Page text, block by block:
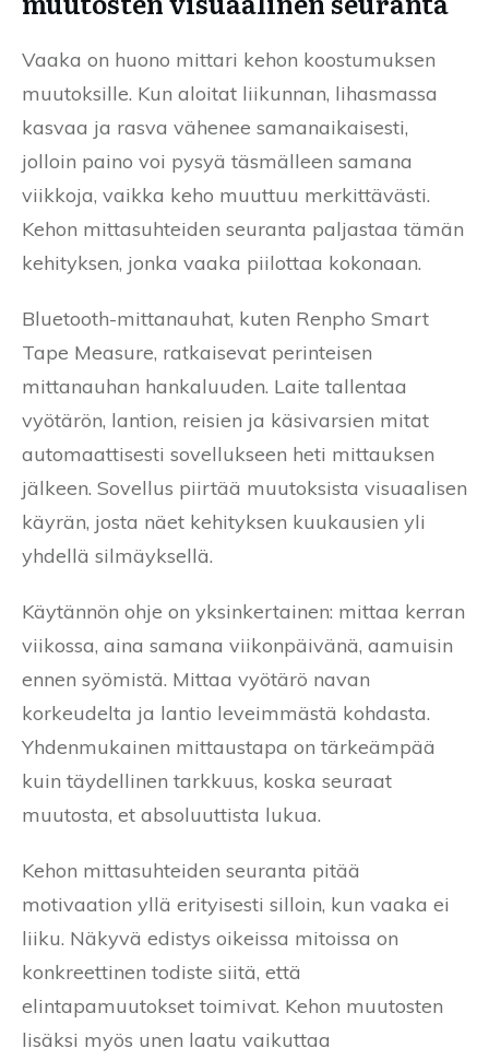
Vaaka on huono mittari kehon koostumuksen
muutoksille. Kun aloitat liikunnan, lihasmassa
kasvaa ja rasva vähenee samanaikaisesti,
jolloin paino voi pysyä täsmälleen samana
viikkoja, vaikka keho muuttuu merkittävästi.
Kehon mittasuhteiden seuranta paljastaa tämän
kehityksen, jonka vaaka piilottaa kokonaan.
Bluetooth-mittanauhat, kuten Renpho Smart
Tape Measure, ratkaisevat perinteisen
mittanauhan hankaluuden. Laite tallentaa
vyötärön, lantion, reisien ja käsivarsien mitat
automaattisesti sovellukseen heti mittauksen
jälkeen. Sovellus piirtää muutoksista visuaalisen
käyrän, josta näet kehityksen kuukausien yli
yhdellä silmäyksellä.
Käytännön ohje on yksinkertainen: mittaa kerran
viikossa, aina samana viikonpäivänä, aamuisin
ennen syömistä. Mittaa vyötärö navan
korkeudelta ja lantio leveimmästä kohdasta.
Yhdenmukainen mittaustapa on tärkeämpää
kuin täydellinen tarkkuus, koska seuraat
muutosta, et absoluuttista lukua.
Kehon mittasuhteiden seuranta pitää
motivaation yllä erityisesti silloin, kun vaaka ei
liiku. Näkyvä edistys oikeissa mitoissa on
konkreettinen todiste siitä, että
elintapamuutokset toimivat. Kehon muutosten
lisäksi myös unen laatu vaikuttaa